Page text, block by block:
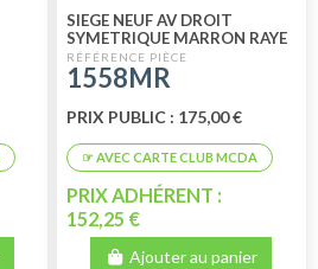
SIEGE NEUF AV DROIT
SYMETRIQUE MARRON RAYE
1558MR
PRIX PUBLIC : 175,00 €
PRIX ADHÉRENT :
152,25 €
Ajouter au panier